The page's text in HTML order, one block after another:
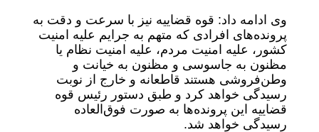
وی ادامه داد: قوه قضاییه نیز با سرعت و دقت به
پرونده‌های افرادی که متهم به جرایم علیه امنیت
کشور، علیه امنیت مردم، علیه امنیت نظام یا
مظنون به جاسوسی و مظنون به خیانت و
وطن‌فروشی هستند قاطعانه و خارج از نوبت
رسیدگی خواهد کرد و طبق دستور رئیس قوه
قضاییه این پرونده‌ها به صورت فوق‌العاده
رسیدگی خواهد شد.